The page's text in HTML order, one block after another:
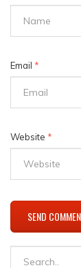
Email *
Website *